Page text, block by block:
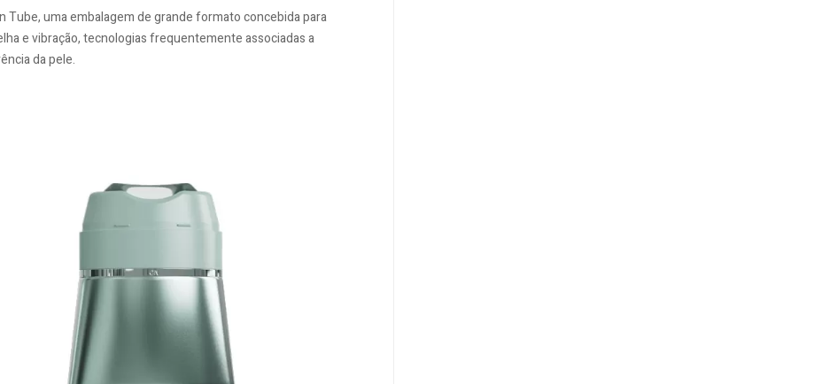
uma embalagem de grande formato concebida para
e vibração, tecnologias frequentemente associadas a
da pele.